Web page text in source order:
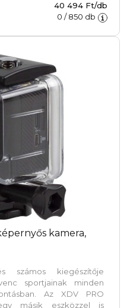
40 494 Ft/db
0 /850 db
kamera,
számos kiegészítője
sportjainak minden
Az XDV PRO
másik eszközzel is